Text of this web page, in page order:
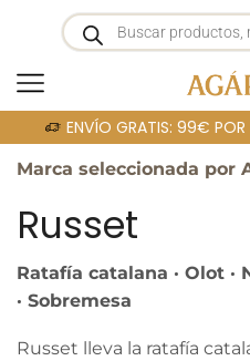
ENVÍO GRATIS: 99€ POR
Portada»RUSSET
Marca seleccionada por
Russet
Ratafía catalana · Olot ·
· Sobremesa
Russet lleva la ratafía